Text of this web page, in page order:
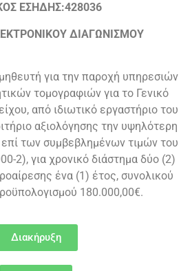
ΕΣΗΔΗΣ:428036
ΔΙΑΓΩΝΙΣΜΟΥ
για την παροχή υπηρεσιών
τομογραφιών για το Γενικό
από ιδιωτικό εργαστήριο του
αξιολόγησης την υψηλότερη
των συμβεβλημένων τιμών του
2), για χρονικό διάστημα δύο (2)
ένα (1) έτος, συνολικού
180.000,00€.
Διακήρυξη